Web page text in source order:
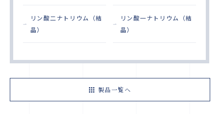
リン酸二ナトリウム（結
晶）
リン酸一ナトリウム（結
晶）
製品一覧へ